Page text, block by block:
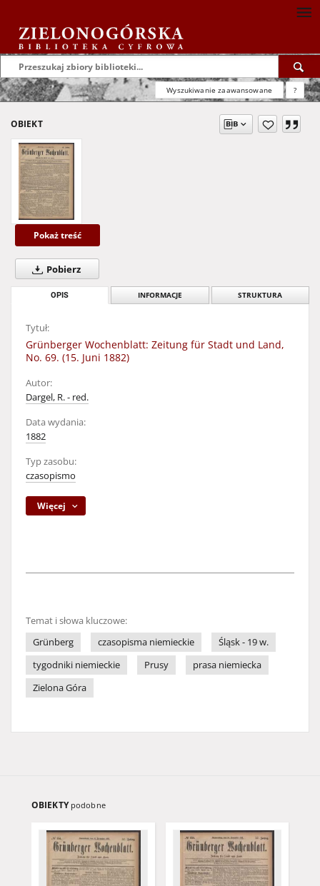
Wyszukiwanie zaawansowane ?
OBIEKT
Pokaż treść
Pobierz
OPIS INFORMACJE STRUKTURA
Tytuł:
Grünberger Wochenblatt: Zeitung für Stadt und Land,
No. 69. (15. Juni 1882)
Autor:
Dargel, R. - red.
Data wydania:
1882
Typ zasobu:
czasopismo
Więcej
Temat i słowa kluczowe:
Grünberg
czasopisma niemieckie
Śląsk - 19 w.
tygodniki niemieckie
Prusy
prasa niemiecka
Zielona Góra
OBIEKTY podobne